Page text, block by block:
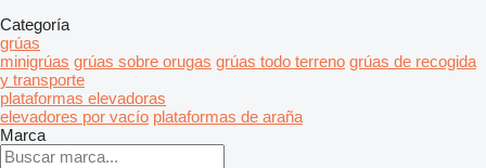
Categoría
grúas
minigrúas grúas sobre orugas grúas todo terreno grúas de recogida
y transporte
plataformas elevadoras
elevadores por vacío plataformas de araña
Marca